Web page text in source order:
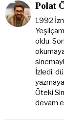
Polat
1992
oldu.
İzledi,
Öteki
devam